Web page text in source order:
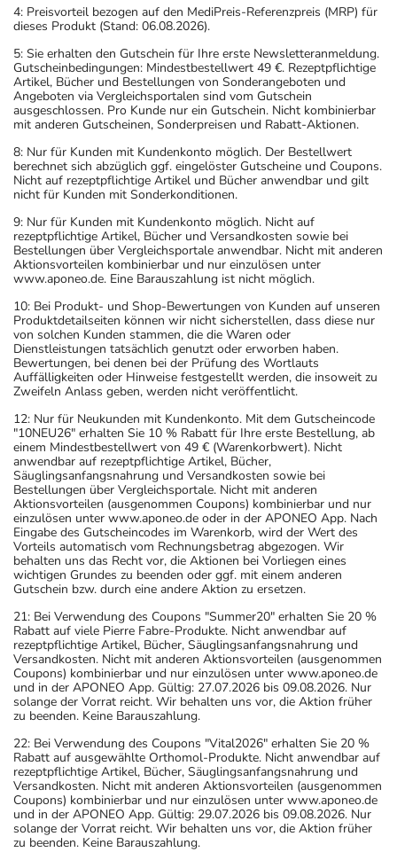
4: Preisvorteil bezogen auf den MediPreis-Referenzpreis (MRP) für
dieses Produkt (Stand: 06.08.2026).
5: Sie erhalten den Gutschein für Ihre erste Newsletteranmeldung.
Gutscheinbedingungen: Mindestbestellwert 49 €. Rezeptpflichtige
Artikel, Bücher und Bestellungen von Sonderangeboten und
Angeboten via Vergleichsportalen sind vom Gutschein
ausgeschlossen. Pro Kunde nur ein Gutschein. Nicht kombinierbar
mit anderen Gutscheinen, Sonderpreisen und Rabatt-Aktionen.
8: Nur für Kunden mit Kundenkonto möglich. Der Bestellwert
berechnet sich abzüglich ggf. eingelöster Gutscheine und Coupons.
Nicht auf rezeptpflichtige Artikel und Bücher anwendbar und gilt
nicht für Kunden mit Sonderkonditionen.
9: Nur für Kunden mit Kundenkonto möglich. Nicht auf
rezeptpflichtige Artikel, Bücher und Versandkosten sowie bei
Bestellungen über Vergleichsportale anwendbar. Nicht mit anderen
Aktionsvorteilen kombinierbar und nur einzulösen unter
www.aponeo.de. Eine Barauszahlung ist nicht möglich.
10: Bei Produkt- und Shop-Bewertungen von Kunden auf unseren
Produktdetailseiten können wir nicht sicherstellen, dass diese nur
von solchen Kunden stammen, die die Waren oder
Dienstleistungen tatsächlich genutzt oder erworben haben.
Bewertungen, bei denen bei der Prüfung des Wortlauts
Auffälligkeiten oder Hinweise festgestellt werden, die insoweit zu
Zweifeln Anlass geben, werden nicht veröffentlicht.
12: Nur für Neukunden mit Kundenkonto. Mit dem Gutscheincode
"10NEU26" erhalten Sie 10 % Rabatt für Ihre erste Bestellung, ab
einem Mindestbestellwert von 49 € (Warenkorbwert). Nicht
anwendbar auf rezeptpflichtige Artikel, Bücher,
Säuglingsanfangsnahrung und Versandkosten sowie bei
Bestellungen über Vergleichsportale. Nicht mit anderen
Aktionsvorteilen (ausgenommen Coupons) kombinierbar und nur
einzulösen unter www.aponeo.de oder in der APONEO App. Nach
Eingabe des Gutscheincodes im Warenkorb, wird der Wert des
Vorteils automatisch vom Rechnungsbetrag abgezogen. Wir
behalten uns das Recht vor, die Aktionen bei Vorliegen eines
wichtigen Grundes zu beenden oder ggf. mit einem anderen
Gutschein bzw. durch eine andere Aktion zu ersetzen.
21: Bei Verwendung des Coupons "Summer20" erhalten Sie 20 %
Rabatt auf viele Pierre Fabre-Produkte. Nicht anwendbar auf
rezeptpflichtige Artikel, Bücher, Säuglingsanfangsnahrung und
Versandkosten. Nicht mit anderen Aktionsvorteilen (ausgenommen
Coupons) kombinierbar und nur einzulösen unter www.aponeo.de
und in der APONEO App. Gültig: 27.07.2026 bis 09.08.2026. Nur
solange der Vorrat reicht. Wir behalten uns vor, die Aktion früher
zu beenden. Keine Barauszahlung.
22: Bei Verwendung des Coupons "Vital2026" erhalten Sie 20 %
Rabatt auf ausgewählte Orthomol-Produkte. Nicht anwendbar auf
rezeptpflichtige Artikel, Bücher, Säuglingsanfangsnahrung und
Versandkosten. Nicht mit anderen Aktionsvorteilen (ausgenommen
Coupons) kombinierbar und nur einzulösen unter www.aponeo.de
und in der APONEO App. Gültig: 29.07.2026 bis 09.08.2026. Nur
solange der Vorrat reicht. Wir behalten uns vor, die Aktion früher
zu beenden. Keine Barauszahlung.